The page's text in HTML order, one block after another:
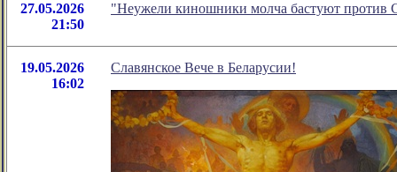
27.05.2026
21:50
"Неужели киношники молча бастуют против
19.05.2026
16:02
Славянское Вече в Беларусии!